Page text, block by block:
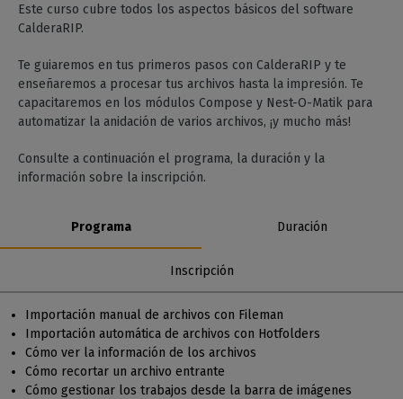
Este curso cubre todos los aspectos básicos del software
CalderaRIP.
Te guiaremos en tus primeros pasos con CalderaRIP y te
enseñaremos a procesar tus archivos hasta la impresión. Te
capacitaremos en los módulos Compose y Nest-O-Matik para
automatizar la anidación de varios archivos, ¡y mucho más!
Consulte a continuación el programa, la duración y la
información sobre la inscripción.
Programa Duración
Inscripción
Importación manual de archivos con Fileman
Importación automática de archivos con Hotfolders
Cómo ver la información de los archivos
Cómo recortar un archivo entrante
Cómo gestionar los trabajos desde la barra de imágenes